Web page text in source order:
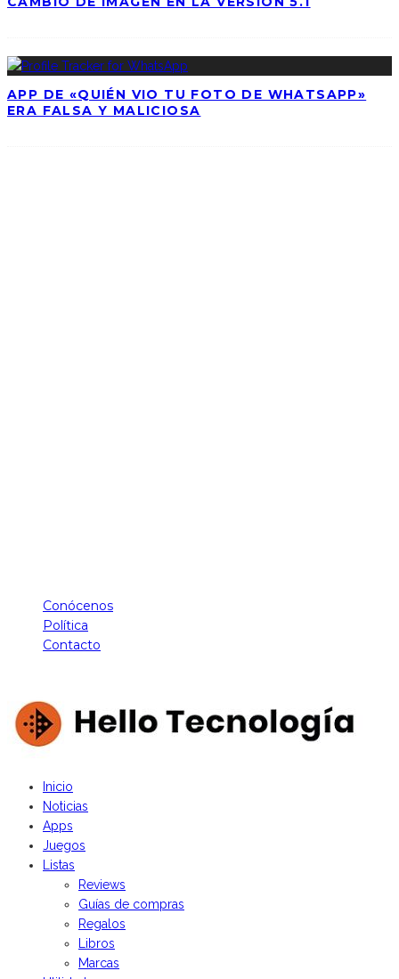
APP DE «QUIÉN VIO TU FOTO DE WHATSAPP»
ERA FALSA Y MALICIOSA
Conócenos
Política
Contacto
Inicio
Noticias
Apps
Juegos
Listas
Reviews
Guías de compras
Regalos
Libros
Marcas